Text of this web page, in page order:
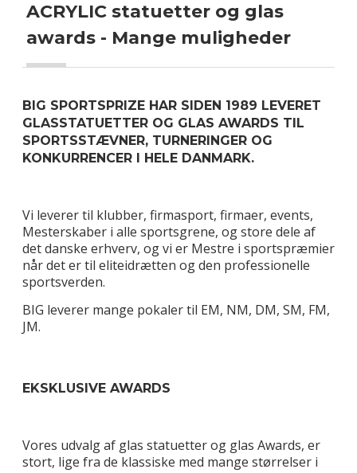
ACRYLIC statuetter og glas
awards - Mange muligheder
BIG SPORTSPRIZE HAR SIDEN 1989 LEVERET
GLASSTATUETTER OG GLAS AWARDS TIL
SPORTSSTÆVNER, TURNERINGER OG
KONKURRENCER I HELE DANMARK.
Vi leverer til klubber, firmasport, firmaer, events,
Mesterskaber i alle sportsgrene, og store dele af
det danske erhverv, og vi er Mestre i sportspræmier
når det er til eliteidrætten og den professionelle
sportsverden.
BIG leverer mange pokaler til EM, NM, DM, SM, FM,
JM.
EKSKLUSIVE AWARDS
Vores udvalg af glas statuetter og glas Awards, er
stort, lige fra de klassiske med mange størrelser i